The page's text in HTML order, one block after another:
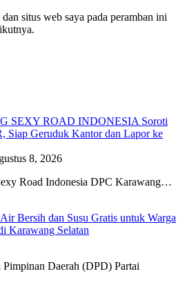
situs web saya pada peramban ini
SEXY ROAD INDONESIA Soroti
Siap Geruduk Kantor dan Lapor ke
8, 2026
Road Indonesia DPC Karawang…
Bersih dan Susu Gratis untuk Warga
Karawang Selatan
Daerah (DPD) Partai